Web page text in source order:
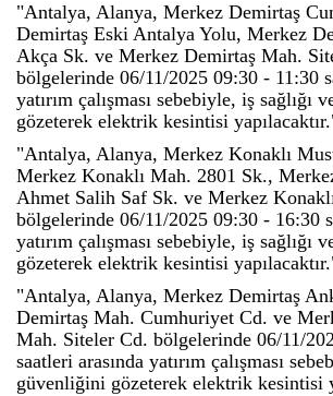
"Antalya, Alanya, Merkez Demirtaş
Demirtaş Eski Antalya Yolu, Merkez
Akça Sk. ve Merkez Demirtaş Mah.
bölgelerinde 06/11/2025 09:30 - 11:30
yatırım çalışması sebebiyle, iş sağlığı
gözeterek elektrik kesintisi
"Antalya, Alanya, Merkez Konaklı
Merkez Konaklı Mah. 2801 Sk.,
Ahmet Salih Saf Sk. ve Merkez
bölgelerinde 06/11/2025 09:30 - 16:30
yatırım çalışması sebebiyle, iş sağlığı
gözeterek elektrik kesintisi
"Antalya, Alanya, Merkez Demirtaş
Demirtaş Mah. Cumhuriyet Cd. ve
Mah. Siteler Cd. bölgelerinde 06/11/
saatleri arasında yatırım çalışması
güvenliğini gözeterek elektrik kesintisi